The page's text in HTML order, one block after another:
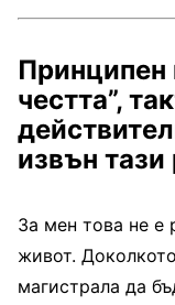
Принципен
честта”,
извън тази
За мен това не е
живот.
магистрала да